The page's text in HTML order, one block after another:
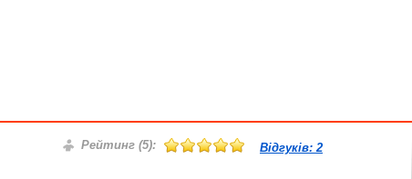
Рейтинг (5): Відгуків:2